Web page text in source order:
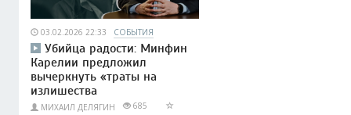
03.02.2026 22:33 СОБЫТИЯ
Убийца радости: Минфин
Карелии предложил
вычеркнуть «траты на
излишества
МИХАИЛ ДЕЛЯГИН 685